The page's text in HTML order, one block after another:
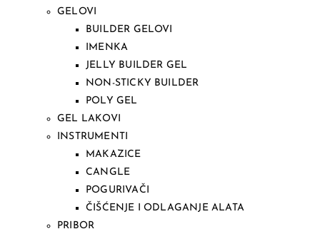
GELOVI
BUILDER GELOVI
IMENKA
JELLY BUILDER GEL
NON-STICKY BUILDER
POLY GEL
GEL LAKOVI
INSTRUMENTI
MAKAZICE
CANGLE
POGURIVAČI
ČIŠĆENJE I ODLAGANJE ALATA
PRIBOR